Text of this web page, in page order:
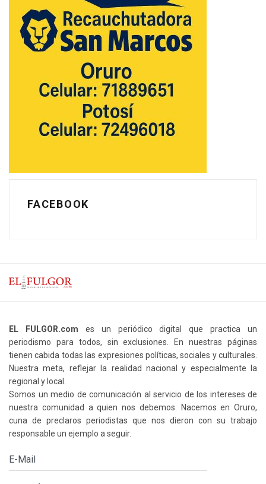
FACEBOOK
EL FULGOR.com es un periódico digital que practica un
periodismo para todos, sin exclusiones. En nuestras páginas
tienen cabida todas las expresiones políticas, sociales y culturales.
Nuestra meta, reflejar la realidad nacional y especialmente la
regional y local.
Somos un medio de comunicación al servicio de los intereses de
nuestra comunidad a quien nos debemos. Nacemos en Oruro,
cuna de preclaros periodistas que nos dieron con su trabajo
responsable un ejemplo a seguir.